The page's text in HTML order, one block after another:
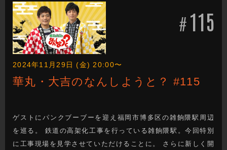
的な京風うどんが味わえるお店へ。 うどんをこよなく愛する
3人の気になる反応は？
#115
2024年11月29日 (金) 20:00〜
華丸・大吉のなんしようと？ #115
ゲストにパンクブーブーを迎え福岡市博多区の雑餉隈駅周辺
を巡る。 鉄道の高架化工事を行っている雑餉隈駅。今回特別
に工事現場を見学させていただけることに。 さらに新しく開